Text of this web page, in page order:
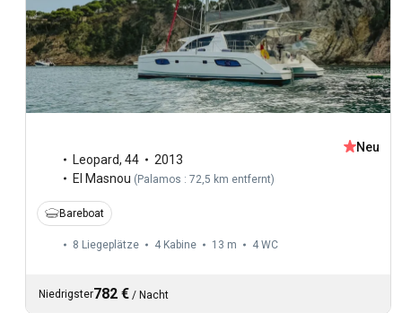
Leopard, 44
2013
El Masnou (Palamos : 72,5 km entfernt)
Neu
Bareboat
8 Liegeplätze 4 Kabine 13 m 4 WC
Niedrigster782 € / Nacht